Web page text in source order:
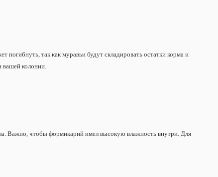
погибнуть, так как муравьи будут складировать остатки корма и
вашей колонии.
Важно, чтобы формикарий имел высокую влажность внутри. Для